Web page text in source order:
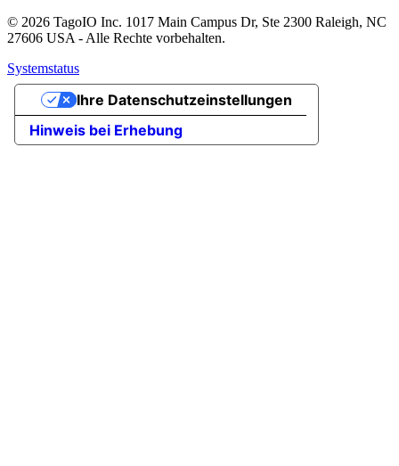
© 2026 TagoIO Inc. 1017 Main Campus Dr, Ste 2300 Raleigh, NC
27606 USA - Alle Rechte vorbehalten.
Systemstatus
Hinweis bei Erhebung
Ihre Datenschutzeinstellungen